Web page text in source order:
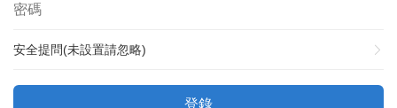
安全提問(未設置請忽略)
登錄